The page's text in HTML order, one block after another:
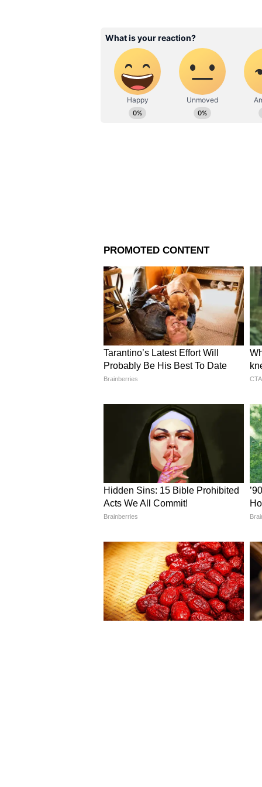
Related Articles
আমেরিকা এই বৈঠককে একটি
দেশের মধ্যে আলোচনা চালিয়ে
বলপ্রয়োগের একচেটিয়া অধিকার
সমর্থন করে।
মার্কিন আশা
ওয়াশিংটন আশা প্রকাশ করেছে যে
একটি পূর্ণাঙ্গ শান্তি চুক্তির দিকে
বিবৃতিতে আরও বলা হয়েছে,
সরকারের মধ্যে হতে হবে এবং
আমেরিকা জোর দিয়ে বলেছে যে
পুনর্গঠন সহায়তা এবং অর্থনৈতিক
বিনিয়োগের সুযোগ বাড়বে।
ইজরায়েল জানিয়েছে, তারা
মানুষের দীর্ঘমেয়াদী নিরাপত্তা
প্রতিশ্রুতিবদ্ধ।
বিবৃতিতে আরও বলা হয়েছে,
আলোচনায় বসতে প্রস্তুত, যাতে
স্থিতিশীলতা ও সমৃদ্ধি বাড়ে।